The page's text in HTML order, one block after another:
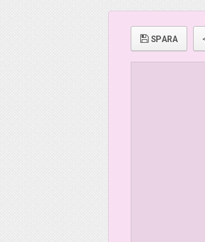
SPARA